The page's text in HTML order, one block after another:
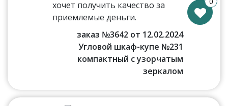
хочет получить качество за
приемлемые деньги.
заказ №3642 от 12.02.2024
Угловой шкаф-купе №231
компактный с узорчатым
зеркалом